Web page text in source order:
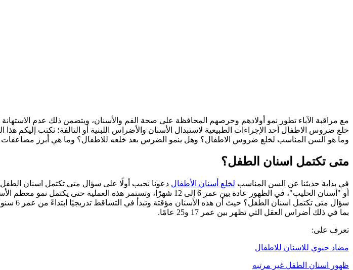
مع مراقبة الآباء تطور نمو أولادهم وحرصهم المحافظة على صحة الفم والأسنان، ويتضمن ذلك عدم
خلع ضروس الاطفال أحد الإجراءات الطبيعية لاستبدال الأسنان والأضراس اللبنية أو التالفة؛ نكتب
وما هو السن المناسب لخلع ضروس الاطفال؟ وهل ينمو الضرس بعد خلعه للاطفال؟ وما هي أبرز مضاعفات
متى تكتمل اسنان الطفل؟
في بداية حديثنا عن السن المناسب لخلع أسنان الأطفال دعونا نجيب أولًا على سؤال متى تكتمل اسنان الطفل؟
سؤال متى تكتمل اسنان الطفل؟ حيث أن هذه الأسنان مؤقتة وتبدأ في التساقط تدريجيًا ابتداءً من عمر 6 سنوات تقريبًا لتحل محلها
بما في ذلك أضراس العقل التي تظهر بين عمر 17 و25 عامًا.
تعرف على:
مضاد حيوي للاسنان للاطفال
ظهور اسنان الطفل غير مرتبه